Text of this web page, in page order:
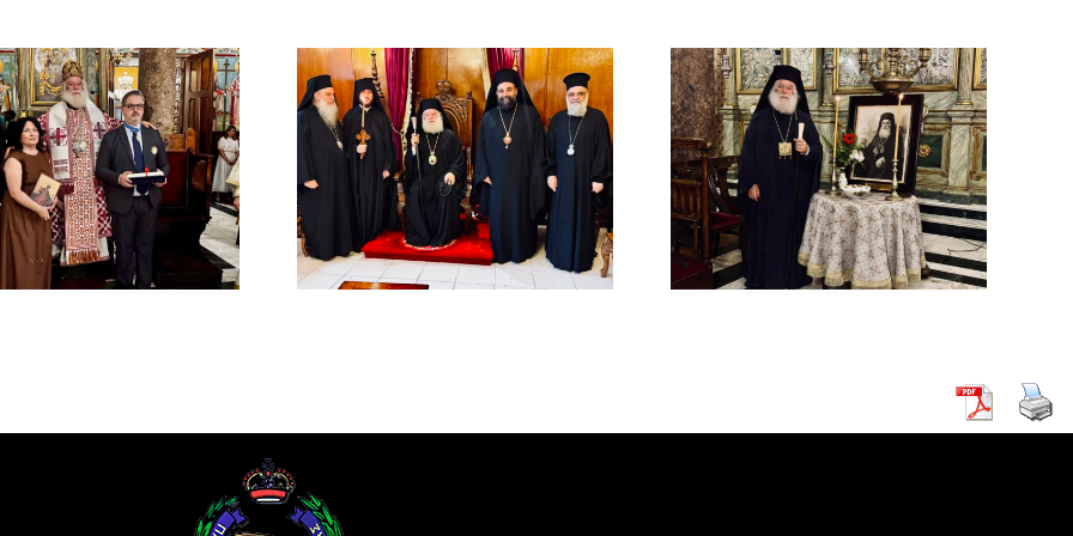
Νέος Μοναχός στο
Πατριαρχείο
Αλεξανδρείας
ΙΕΡΟ ΜΝΗΜΟΣΥΝΟ
ΤΟΥ ΑΟΙΔΙΜΟΥ
ΠΑΤΡΙΑΡΧΟΥ
ΑΛΕΞΑΝΔΡΕΙΑΣ
ΜΕΛΕΤΙΟΥ Β΄ (
ΜΕΤΑΞΑΚΗ )